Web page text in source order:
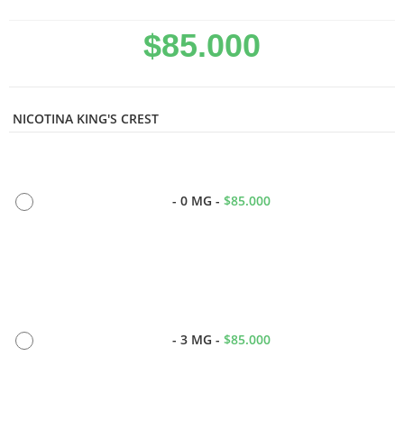
$85.000
NICOTINA KING'S CREST
- 0 MG - $85.000
- 3 MG - $85.000